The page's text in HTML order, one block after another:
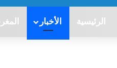
الرئيسية الأخبار